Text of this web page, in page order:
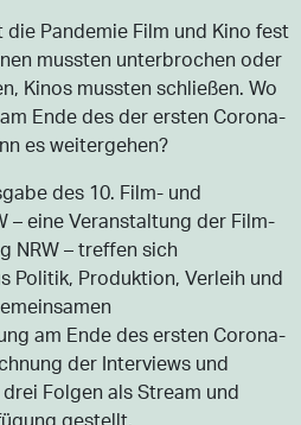
die Pandemie Film und Kino fest
mussten unterbrochen oder
Kinos mussten schließen. Wo
Ende des der ersten Corona-
es weitergehen?
des 10. Film- und
– eine Veranstaltung der Film-
NRW – treffen sich
Politik, Produktion, Verleih und
am Ende des ersten Corona-
der Interviews und
Folgen als Stream und
gestellt.